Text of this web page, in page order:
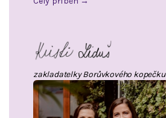
zakladatelky Borůvkového kopečku